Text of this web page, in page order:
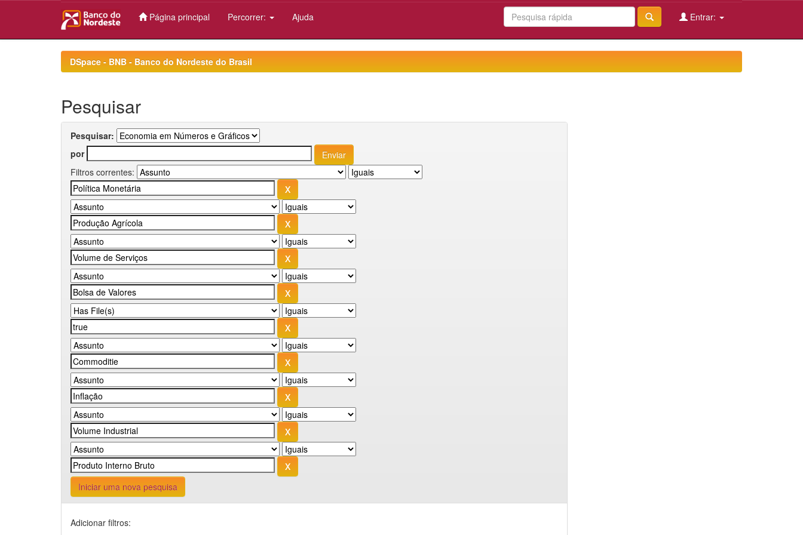
Página principal Percorrer: Ajuda Entrar:
DSpace - BNB - Banco do Nordeste do Brasil
Pesquisar
Pesquisar:
por
Filtros correntes:
Iniciar uma nova pesquisa
Adicionar filtros: